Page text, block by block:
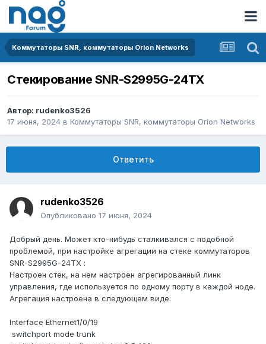
Коммутаторы SNR, коммутаторы Orion Networks
Стекирование SNR-S2995G-24TX
Автор: rudenko3526
17 июня, 2024 в Коммутаторы SNR, коммутаторы Orion Networks
Ответить
rudenko3526
Опубликовано 17 июня, 2024
Добрый день. Может кто-нибудь сталкивался с подобной
проблемой, при настройке агрегации на стеке коммутаторов
SNR-S2995G-24TX :
Настроен стек, на нем настроен агрегированный линк
управления, где используется по одному порту в каждой ноде.
Агрегация настроена в следующем виде:
Interface Ethernet1/0/19
switchport mode trunk